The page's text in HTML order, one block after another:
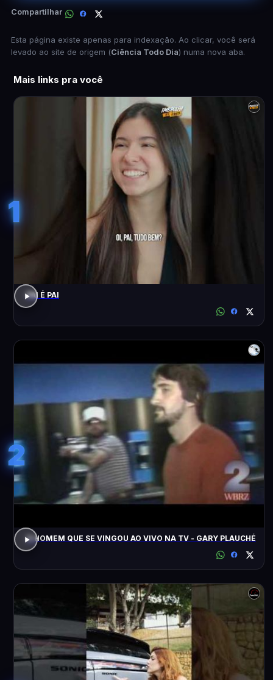
Compartilhar
Esta página existe apenas para indexação. Ao clicar, você será
levado ao site de origem (Ciência Todo Dia) numa nova aba.
Mais links pra você
1
PAI É PAI
2
O HOMEM QUE SE VINGOU AO VIVO NA TV - GARY PLAUCHÉ